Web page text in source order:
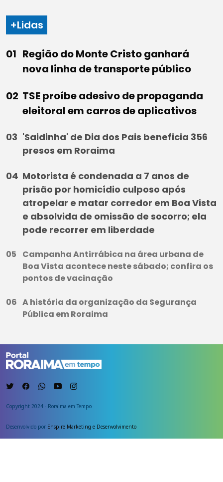
+Lidas
Região do Monte Cristo ganhará
nova linha de transporte público
TSE proíbe adesivo de propaganda
eleitoral em carros de aplicativos
'Saidinha' de Dia dos Pais beneficia 356
presos em Roraima
Motorista é condenada a 7 anos de
prisão por homicídio culposo após
atropelar e matar corredor em Boa Vista
e absolvida de omissão de socorro; ela
pode recorrer em liberdade
Campanha Antirrábica na área urbana de
Boa Vista acontece neste sábado; confira os
pontos de vacinação
A história da organização da Segurança
Pública em Roraima
Copyright 2024 - Roraima em Tempo
Desenvolvido por Enspire Marketing e Desenvolvimento